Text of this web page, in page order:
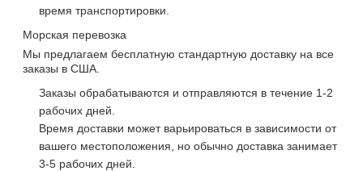
время транспортировки.
Морская перевозка
Мы предлагаем бесплатную стандартную доставку на все
заказы в США.
Заказы обрабатываются и отправляются в течение 1-2
рабочих дней.
Время доставки может варьироваться в зависимости от
вашего местоположения, но обычно доставка занимает
3-5 рабочих дней.